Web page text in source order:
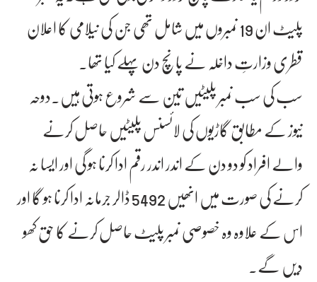
پلیٹ ان 19 نمبروں میں شامل تھی جن کی نیلامی کا اعلان
قطری وزارتِ داخلہ نے پانچ دن پہلے کیا تھا۔
سب کی سب نمبر پلیٹیں تین سے شروع ہوتی ہیں۔دوحہ
نیوز کے مطابق گاڑیوں کی لائسنس پلیٹیں حاصل کرنے
والے افراد کو دو دن کے اندر اندر رقم ادا کرنا ہو گی اور ایسا نہ
کرنے کی صورت میں انھیں 5492 ڈالر جرمانہ ادا کرنا ہو گا اور
اس کے علاوہ وہ خصوصی نمبر پلیٹ حاصل کرنے کا حق کھو
دیں گے۔